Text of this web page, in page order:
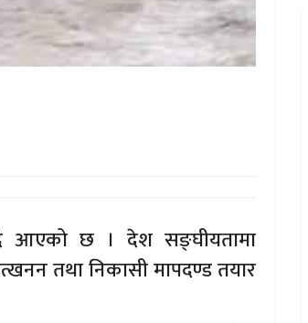
आएको छ । देश सङ्घीयतामा
तथा निकासी मापदण्ड तयार